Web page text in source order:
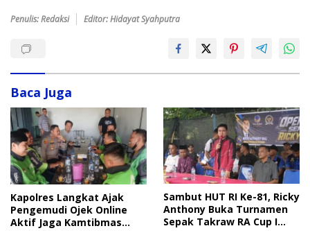
Penulis: Redaksi Editor: Hidayat Syahputra
Baca Juga
Kapolres Langkat Ajak
Pengemudi Ojek Online
Aktif Jaga Kamtibmas
Sambut HUT RI Ke-81, Ricky
Anthony Buka Turnamen
Sepak Takraw RA Cup I